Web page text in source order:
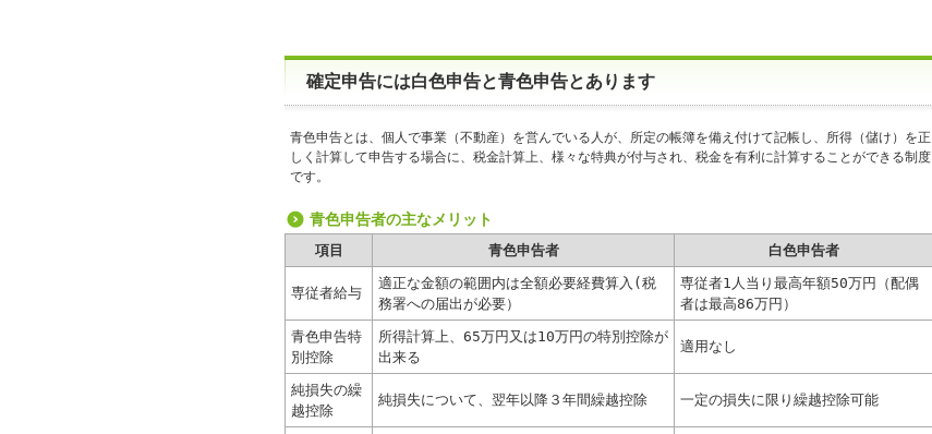
確定申告には白色申告と青色申告とあります
青色申告とは、個人で事業（不動産）を営んでいる人が、所定の帳簿を備え付けて記帳し、所得（儲け）を正
しく計算して申告する場合に、税金計算上、様々な特典が付与され、税金を有利に計算することができる制度
です。
青色申告者の主なメリット
項目 青色申告者 白色申告者
専従者給与
適正な金額の範囲内は全額必要経費算入(税
務署への届出が必要）
専従者1人当り最高年額50万円（配偶
者は最高86万円）
青色申告特
別控除
所得計算上、65万円又は10万円の特別控除が
出来る
適用なし
純損失の繰
越控除
純損失について、翌年以降３年間繰越控除 一定の損失に限り繰越控除可能